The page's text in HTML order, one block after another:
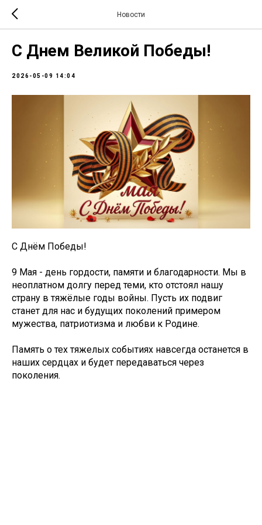
Новости
С Днем Великой Победы!
2026-05-09 14:04
С Днём Победы!
9 Мая - день гордости, памяти и благодарности. Мы в
неоплатном долгу перед теми, кто отстоял нашу
страну в тяжёлые годы войны. Пусть их подвиг
станет для нас и будущих поколений примером
мужества, патриотизма и любви к Родине.
Память о тех тяжелых событиях навсегда останется в
наших сердцах и будет передаваться через
поколения.